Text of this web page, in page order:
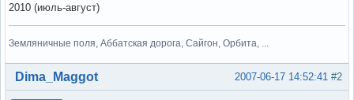
2010 (июль-август)
Земляничные поля, Аббатская дорога, Сайгон, Орбита, ...
Вне форума #2
2007-06-17 14:52:41
Dima_Maggot